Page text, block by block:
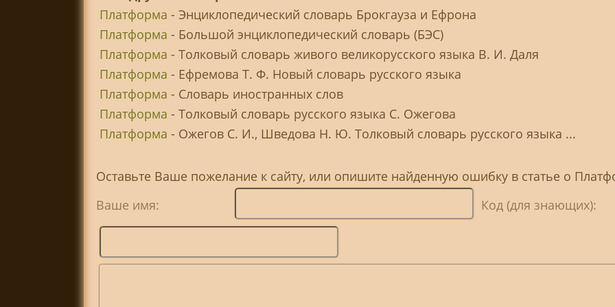
Платформа - Энциклопедический словарь Брокгауза и Ефрона
Платформа - Большой энциклопедический словарь (БЭС)
Платформа - Толковый словарь живого великорусского языка В. И. Даля
Платформа - Ефремова Т. Ф. Новый словарь русского языка
Платформа - Словарь иностранных слов
Платформа - Толковый словарь русского языка С. Ожегова
Платформа - Ожегов С. И., Шведова Н. Ю. Толковый словарь русского языка ...
Оставьте Ваше пожелание к сайту, или опишите найденную ошибку в статье о
Ваше имя:
Код (для знающих):